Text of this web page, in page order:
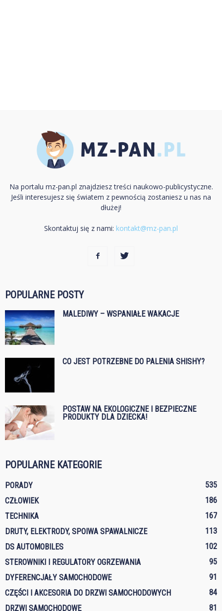
Na portalu mz-pan.pl znajdziesz treści naukowo-publicystyczne.
Jeśli interesujesz się światem z pewnością zostaniesz u nas na
dłużej!
Skontaktuj się z nami: kontakt@mz-pan.pl
POPULARNE POSTY
MALEDIWY – WSPANIAŁE WAKACJE
CO JEST POTRZEBNE DO PALENIA SHISHY?
POSTAW NA EKOLOGICZNE I BEZPIECZNE
PRODUKTY DLA DZIECKA!
POPULARNE KATEGORIE
PORADY
535
CZŁOWIEK
186
TECHNIKA
167
DRUTY, ELEKTRODY, SPOIWA SPAWALNICZE
113
DS AUTOMOBILES
102
STEROWNIKI I REGULATORY OGRZEWANIA
95
DYFERENCJAŁY SAMOCHODOWE
91
CZĘŚCI I AKCESORIA DO DRZWI SAMOCHODOWYCH
84
DRZWI SAMOCHODOWE
81